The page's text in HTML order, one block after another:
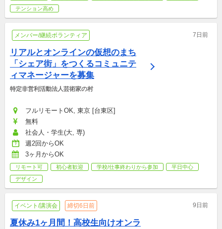
テンション高め
メンバー/継続ボランティア 7日前
リアルとオンラインの仮想のまち
「シェア街」をつくるコミュニテ
ィマネージャーを募集
特定非営利活動法人芸術家の村
フルリモートOK, 東京 [台東区]
無料
社会人・学生(大, 専)
週2回からOK
3ヶ月からOK
リモート可 初心者歓迎 学校/仕事終わりから参加
平日中心
デザイン
イベント/講演会 締切6日前 9日前
夏休み1ヶ月間！高校生向けオンラ